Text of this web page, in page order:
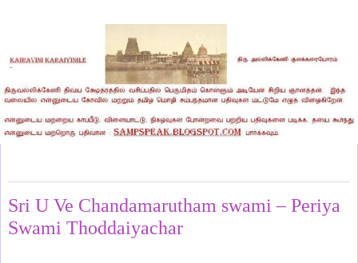
Sri U Ve Chandamarutham swami – Periya
Swami Thoddaiyachar